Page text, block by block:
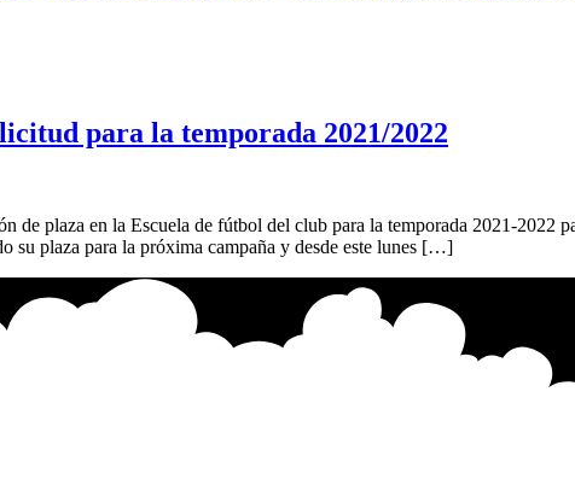
para la temporada 2021/2022
plaza en la Escuela de fútbol del club para la temporada 2021-2022
su plaza para la próxima campaña y desde este lunes […]